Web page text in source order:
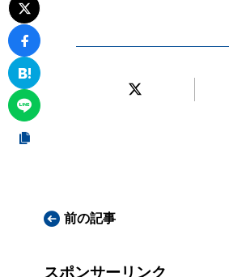
前の記事
スポンサーリンク